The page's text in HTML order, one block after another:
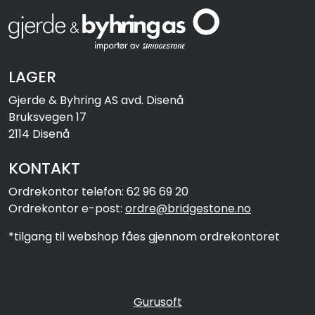
LAGER
Gjerde & Byhring AS avd. Disenå
Bruksvegen 17
2114 Disenå
KONTAKT
Ordrekontor telefon: 62 96 69 20
Ordrekontor e-post: ordre@bridgestone.no
*tilgang til webshop fåes gjennom ordrekontoret
Gurusoft